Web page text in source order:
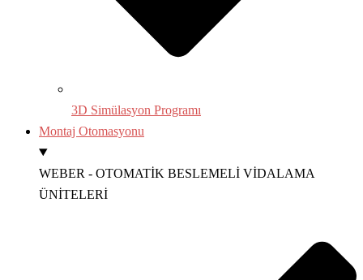
3D Simülasyon Programı
Montaj Otomasyonu
WEBER - OTOMATİK BESLEMELİ VİDALAMA
ÜNİTELERİ